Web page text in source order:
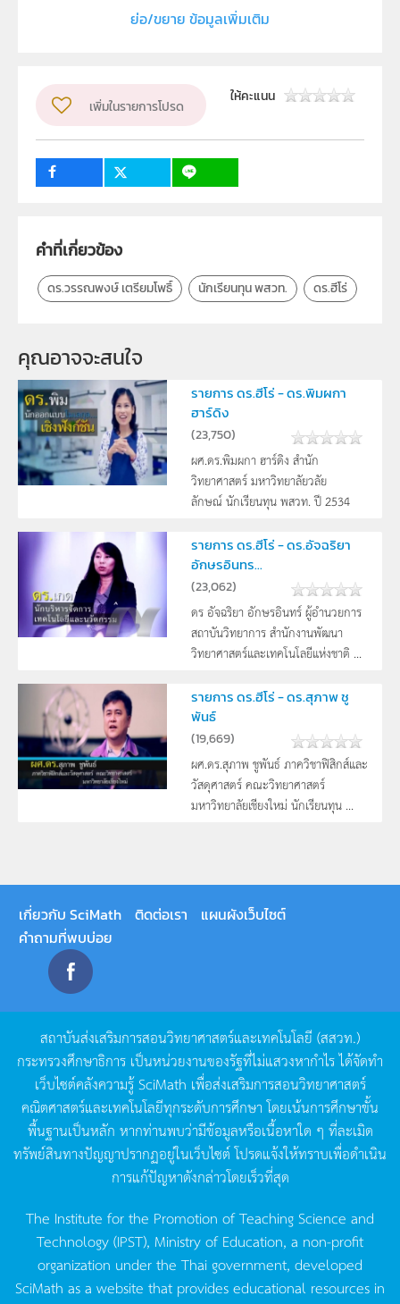
สถาบันส่งเสริมการสอนวิทยาศาสตร์และเทคโนโลยี
กลุ่มเป้าหมาย
ครู, นักเรียน, บุคคลทั่วไป
ย่อ/ขยาย ข้อมูลเพิ่มเติม
เพิ่มในรายการโปรด
ให้คะแนน
คำที่เกี่ยวข้อง
ดร.วรรณพงษ์ เตรียมโพธิ์ นักเรียนทุน พสวท. ดร.ฮีโร่
คุณอาจจะสนใจ
รายการ ดร.ฮีโร่ - ดร.พิมผกา
ฮาร์ดิง
(23,750)
ผศ.ดร.พิมผกา ฮาร์ดิง สำนัก
วิทยาศาสตร์ มหาวิทยาลัยวลัย
ลักษณ์ นักเรียนทุน พสวท. ปี 2534
รายการ ดร.ฮีโร่ - ดร.อัจฉริยา
อักษรอินทร...
(23,062)
ดร อัจฉริยา อักษรอินทร์ ผู้อำนวยการ
สถาบันวิทยาการ สำนักงานพัฒนา
วิทยาศาสตร์และเทคโนโลยีแห่งชาติ ...
รายการ ดร.ฮีโร่ - ดร.สุภาพ ชู
พันธ์
(19,669)
ผศ.ดร.สุภาพ ชูพันธ์ ภาควิชาฟิสิกส์และ
วัสดุศาสตร์ คณะวิทยาศาสตร์
มหาวิทยาลัยเชียงใหม่ นักเรียนทุน ...
เกี่ยวกับ SciMath ติดต่อเรา
แผนผังเว็บไซต์
คำถามที่พบบ่อย
สถาบันส่งเสริมการสอนวิทยาศาสตร์และเทคโนโลยี (สสวท.)
กระทรวงศึกษาธิการ เป็นหน่วยงานของรัฐที่ไม่แสวงหากำไรได้จัดทำ
เว็บไซต์คลังความรู้SciMath เพื่อส่งเสริมการสอนวิทยาศาสตร์
คณิตศาสตร์และเทคโนโลยีทุกระดับการศึกษา โดยเน้นการศึกษาขั้น
พื้นฐานเป็นหลัก หากท่านพบว่ามีข้อมูลหรือเนื้อหาใด ๆ ที่ละเมิด
ทรัพย์สินทางปัญญาปรากฏอยู่ในเว็บไซต์โปรดแจ้งให้ทราบเพื่อดำเนิน
การแก้ปัญหาดังกล่าวโดยเร็วที่สุด
The Institute for the Promotion of Teaching Science and
Technology (IPST), Ministry of Education, a non-profit
organization under the Thai government, developed
SciMath as a website that provides educational resources in